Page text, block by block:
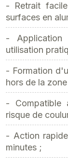
- Retrait
surfaces en
- Application
utilisation
- Formation
hors de la
- Compatible
risque de
- Action
minutes ;